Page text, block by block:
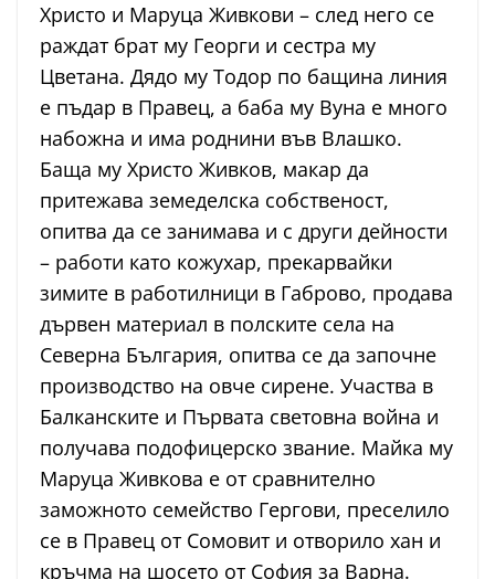
Христо и Маруца Живкови – след него се
раждат брат му Георги и сестра му
Цветана. Дядо му Тодор по бащина линия
е пъдар в Правец, а баба му Вуна е много
набожна и има роднини във Влашко.
Баща му Христо Живков, макар да
притежава земеделска собственост,
опитва да се занимава и с други дейности
– работи като кожухар, прекарвайки
зимите в работилници в Габрово, продава
дървен материал в полските села на
Северна България, опитва се да започне
производство на овче сирене. Участва в
Балканските и Първата световна война и
получава подофицерско звание. Майка му
Маруца Живкова е от сравнително
заможното семейство Гергови, преселило
се в Правец от Сомовит и отворило хан и
кръчма на шосето от София за Варна.